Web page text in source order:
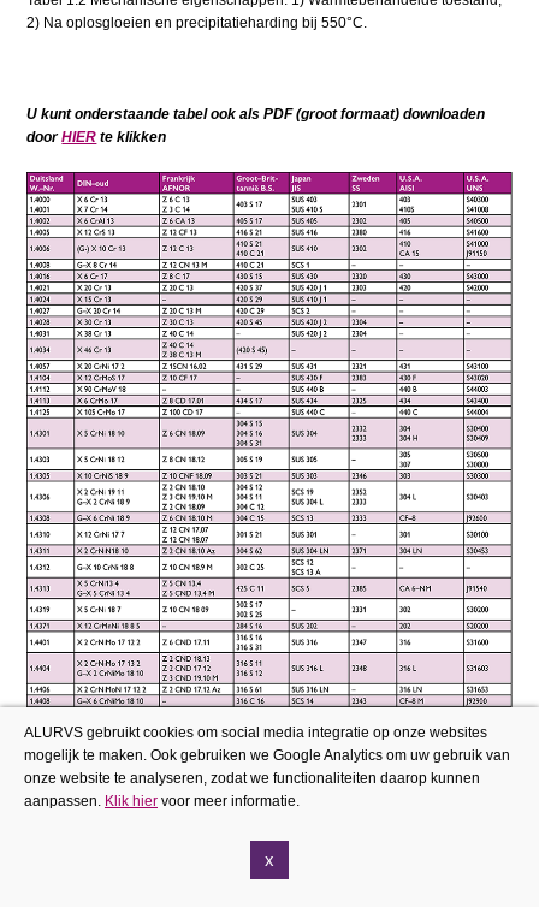
2) Na oplosgloeien en precipitatieharding bij 550°C.
U kunt onderstaande tabel ook als PDF (groot formaat) downloaden
doorHIER te klikken
ALURVS gebruikt cookies om social media integratie op onze websites
mogelijk te maken. Ook gebruiken we Google Analytics om uw gebruik van
onze website te analyseren, zodat we functionaliteiten daarop kunnen
aanpassen. Klik hier voor meer informatie.
x